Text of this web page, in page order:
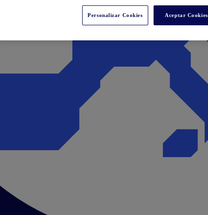
Personalizar Cookies Aceptar Cookies